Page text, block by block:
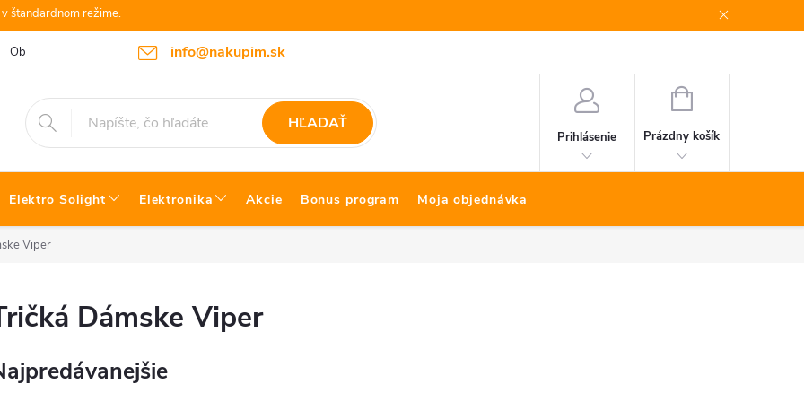
štandardnom režime.
info@nakupim.sk
Obchodné podmienky Platby a Doprava Blog Bosch náradie
HĽADAŤ
Prihlásenie
NÁKUPNÝ
Prázdny košík
Elektro Solight Elektronika Akcie Bonus program Moja objednávka
Viper
Dámske Viper